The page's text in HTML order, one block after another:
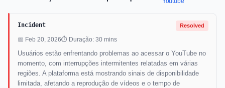
Incident Resolved
📅 Feb 20, 2026⏱ Duração: 30 mins
Usuários estão enfrentando problemas ao acessar o YouTube no
momento, com interrupções intermitentes relatadas em várias
regiões. A plataforma está mostrando sinais de disponibilidade
limitada, afetando a reprodução de vídeos e o tempo de